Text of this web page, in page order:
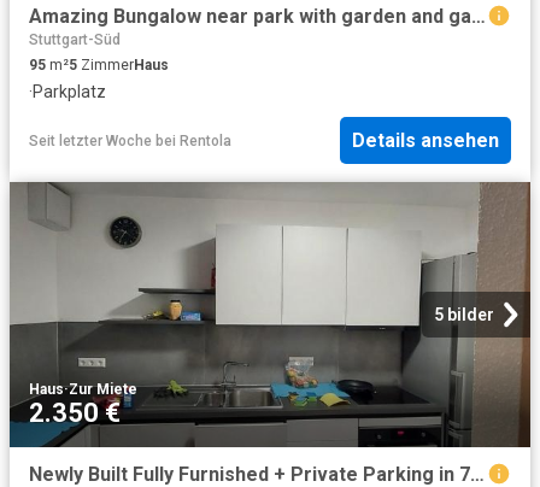
Amazing Bungalow near park with garden and garages
Stuttgart-Süd
95 m²5 ZimmerHaus
·Parkplatz
Seit letzter Woche bei Rentola Details ansehen
5 bilder
Haus·Zur Miete
2.350 €
Newly Built Fully Furnished + Private Parking in 70191 Stuttgart City Center Near Milaneo Mall